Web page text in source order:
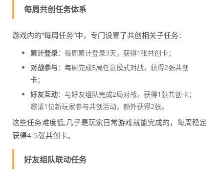
每周共创任务体系
游戏内的“每周任务”中，专门设置了共创相关子任务：
累计登录：每周累计登录3天，获得1张共创卡；
对战参与：每周完成5局任意模式对战，获得2张共创
卡；
好友互动：与好友组队完成2局对战，获得1张共创卡；
邀请1位新玩家参与共创活动，额外获得2张。
这些任务难度低,几乎是玩家日常游戏就能完成的，每周稳定
获得4-5张共创卡。
好友组队联动任务